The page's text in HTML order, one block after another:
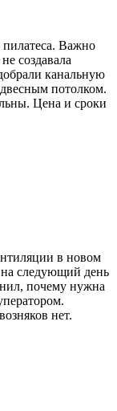
пилатеса. Важно
создавала
канальную
потолком.
Цена и сроки
в новом
следующий день
почему нужна
нет.